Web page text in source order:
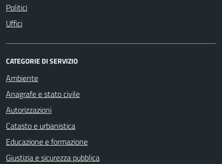
Politici
Uffici
CATEGORIE DI SERVIZIO
Ambiente
Anagrafe e stato civile
Autorizzazioni
Catasto e urbanistica
Educazione e formazione
Giustizia e sicurezza pubblica